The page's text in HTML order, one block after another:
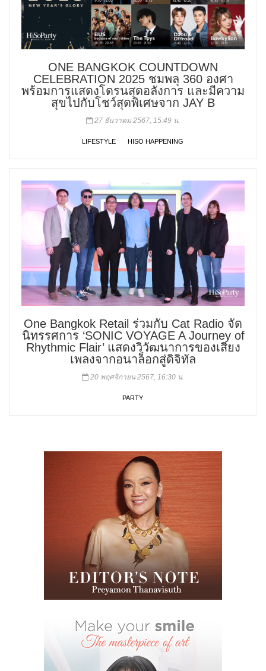
ONE BANGKOK COUNTDOWN
CELEBRATION 2025 ชมพลุ 360 องศา
พร้อมการแสดงโดรนสุดอลังการ และมีความ
สุขไปกับโชว์สุดพิเศษจาก JAY B
27 ธันวาคม 2567, 15:49 น.
LIFESTYLE HISO HAPPENING
One Bangkok Retail ร่วมกับ Cat Radio จัด
นิทรรศการ ‘SONIC VOYAGE A Journey of
Rhythmic Flair’ แสดงวิวัฒนาการของเสียง
เพลงจากอนาล็อกสู่ดิจิทัล
20 พฤศจิกายน 2567, 16:30 น.
PARTY